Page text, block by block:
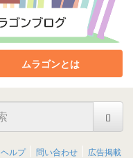
ムラゴンとは
ヘルプ 問い合わせ 広告掲載